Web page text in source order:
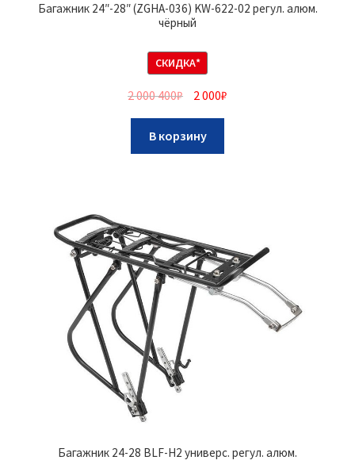
Багажник 24″-28″ (ZGHA-036) KW-622-02 регул. алюм.
чёрный
СКИДКА*
2 000 400₽ 2 000₽
В корзину
Багажник 24-28 BLF-H2 универс. регул. алюм.